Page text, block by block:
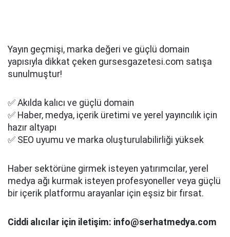
Yayın geçmişi, marka değeri ve güçlü domain
yapısıyla dikkat çeken gursesgazetesi.com satışa
sunulmuştur!
✅ Akılda kalıcı ve güçlü domain
✅ Haber, medya, içerik üretimi ve yerel yayıncılık için
hazır altyapı
✅ SEO uyumu ve marka oluşturulabilirliği yüksek
Haber sektörüne girmek isteyen yatırımcılar, yerel
medya ağı kurmak isteyen profesyoneller veya güçlü
bir içerik platformu arayanlar için eşsiz bir fırsat.
Ciddi alıcılar için iletişim: info@serhatmedya.com